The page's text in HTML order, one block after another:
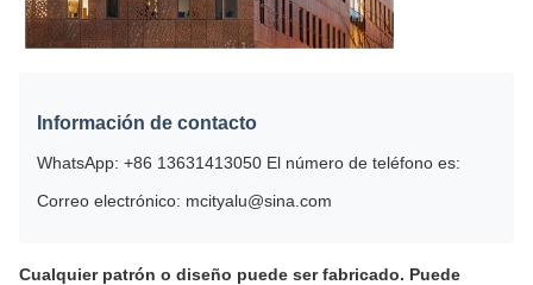
Información de contacto
WhatsApp: +86 13631413050 El número de teléfono es:
Correo electrónico: mcityalu@sina.com
Cualquier patrón o diseño puede ser fabricado. Puede